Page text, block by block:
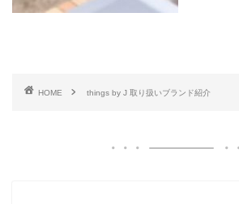
HOME things by J 取り扱いブランド紹介